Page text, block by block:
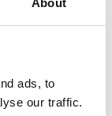
ads, to
our traffic.
m